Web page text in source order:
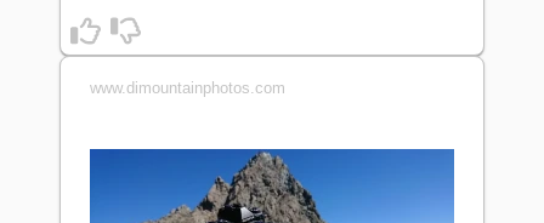
www.dimountainphotos.com